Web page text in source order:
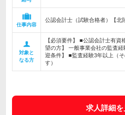
仕事内容
公認会計士（試験合格者）【北
対象と
なる方
【必須要件】 ■公認会計士有
望の方】 一般事業会社の監査
迎条件】 ■監査経験3年以上（
す）
求人詳細を